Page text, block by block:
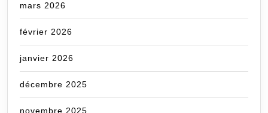
mars 2026
février 2026
janvier 2026
décembre 2025
novembre 2025